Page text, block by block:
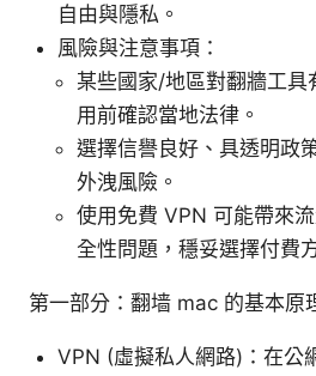
自由與隱私。
風險與注意事項：
某些國家/地區對翻牆工具
用前確認當地法律。
選擇信譽良好、具透明政
外洩風險。
使用免費 VPN 可能帶來
全性問題，穩妥選擇付費
第一部分：翻墙 mac 的基本原
VPN (虛擬私人網路)：在公